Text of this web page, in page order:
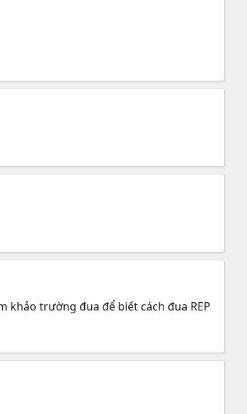
khảo trường đua để biết cách đua REP